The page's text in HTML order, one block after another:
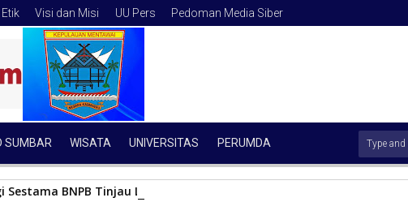
Visi dan Misi UU Pers Pedoman Media Siber
SUMBAR WISATA UNIVERSITAS PERUMDA
BNPB Tinjau Lokasi Banjir Bandang, Dorong Percepatan